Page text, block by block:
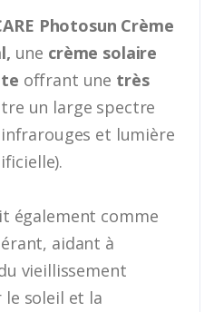
Photosun Crème
une crème solaire
offrant une très
un large spectre
infrarouges et lumière
également comme
aidant à
vieillissement
le soleil et la